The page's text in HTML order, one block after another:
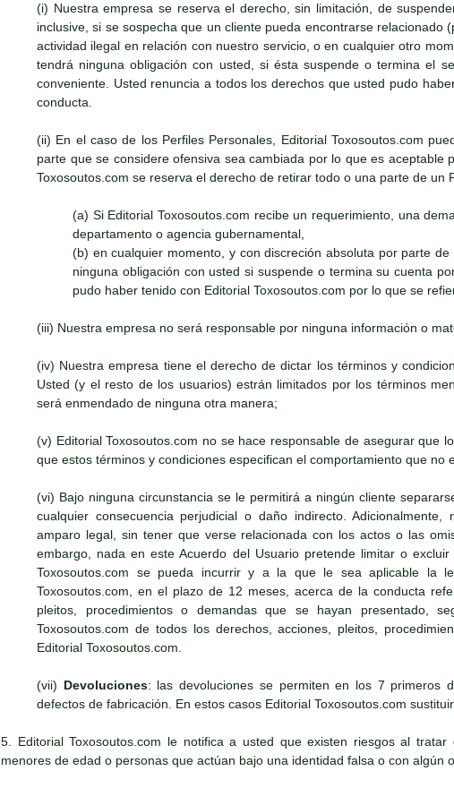
(i) Nuestra empresa se reserva el derecho, sin limitación, de
inclusive, si se sospecha que un cliente pueda encontrarse
actividad ilegal en relación con nuestro servicio, o en cualquier otro
tendrá ninguna obligación con usted, si ésta suspende o termina el
conveniente. Usted renuncia a todos los derechos que usted pudo
conducta.
(ii) En el caso de los Perfiles Personales, Editorial Toxosoutos.com
parte que se considere ofensiva sea cambiada por lo que es
Toxosoutos.com se reserva el derecho de retirar todo o una parte de un
(a) Si Editorial Toxosoutos.com recibe un requerimiento, una
departamento o agencia gubernamental,
(b) en cualquier momento, y con discreción absoluta por parte
ninguna obligación con usted si suspende o termina su cuenta
pudo haber tenido con Editorial Toxosoutos.com por lo que se
(iii) Nuestra empresa no será responsable por ninguna información o
(iv) Nuestra empresa tiene el derecho de dictar los términos y
Usted (y el resto de los usuarios) estrán limitados por los términos
será enmendado de ninguna otra manera;
(v) Editorial Toxosoutos.com no se hace responsable de asegurar que
que estos términos y condiciones especifican el comportamiento que no
(vi) Bajo ninguna circunstancia se le permitirá a ningún cliente
cualquier consecuencia perjudicial o daño indirecto.
amparo legal, sin tener que verse relacionada con los actos o las
embargo, nada en este Acuerdo del Usuario pretende limitar o
Toxosoutos.com se pueda incurrir y a la que le sea aplicable la
Toxosoutos.com, en el plazo de 12 meses, acerca de la conducta
pleitos, procedimientos o demandas que se hayan presentado,
Toxosoutos.com de todos los derechos, acciones, pleitos,
Editorial Toxosoutos.com.
(vii) Devoluciones: las devoluciones se permiten en los 7 primeros
defectos de fabricación. En estos casos Editorial Toxosoutos.com
5. Editorial Toxosoutos.com le notifica a usted que existen riesgos al
menores de edad o personas que actúan bajo una identidad falsa o con algún